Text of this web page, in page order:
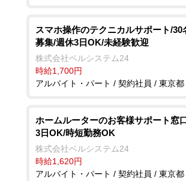
スマホ操作のテクニカルサポート/30
募集/週休3日OK/未経験歓迎
株式会社ベルシステム24
時給1,700円
アルバイト・パート / 契約社員 / 東京都
ホームルーターのお客様サポート窓
3日OK/時短勤務OK
株式会社ベルシステム24
時給1,620円
アルバイト・パート / 契約社員 / 東京都